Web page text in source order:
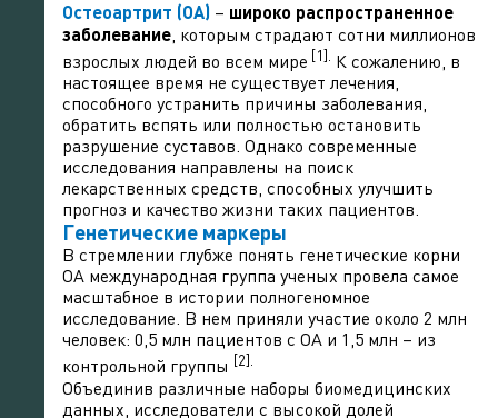
Остеоартрит (ОА) – широко распространенное
заболевание, которым страдают сотни миллионов
взрослых людей во всем мире [1].
К сожалению, в
настоящее время не существует лечения,
способного устранить причины заболевания,
обратить вспять или полностью остановить
разрушение суставов. Однако современные
исследования направлены на поиск
лекарственных средств, способных улучшить
прогноз и качество жизни таких пациентов.
Генетические маркеры
В стремлении глубже понять генетические корни
ОА международная группа ученых провела самое
масштабное в истории полногеномное
исследование. В нем приняли участие около 2 млн
человек: 0,5 млн пациентов с ОА и 1,5 млн – из
контрольной группы [2].
Объединив различные наборы биомедицинских
данных, исследователи с высокой долей